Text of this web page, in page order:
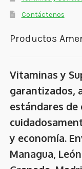
Contáctenos
Productos
Vitaminas y
garantizados,
estándares de
y economía.
Managua,